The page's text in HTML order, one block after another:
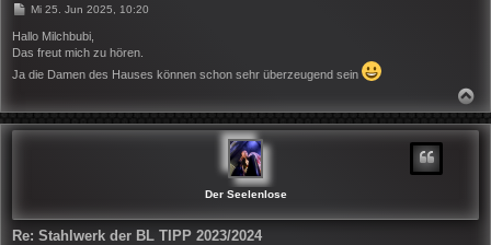
B
i
r
a
Mi 25. Jun 2025, 10:20
Hallo Milchbubi,
Das freut mich zu hören.
Ja die Damen des Hauses können schon sehr überzeugend sein
C
Der Seelenlose
Re: Stahlwerk der BL TIPP 2023/2024